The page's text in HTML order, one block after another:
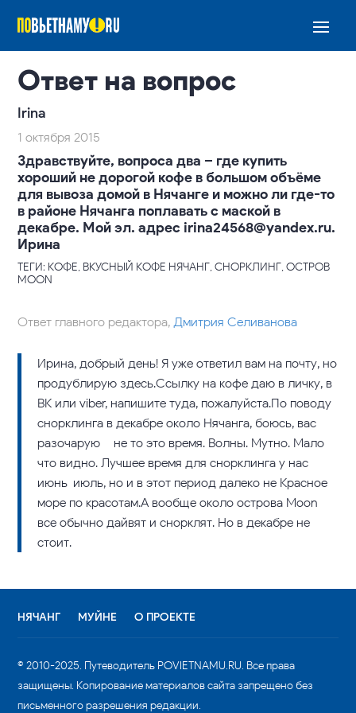
Ответ на вопрос
Irina
1 октября 2015
Здравствуйте, вопроса два – где купить
хороший не дорогой кофе в большом объёме
для вывоза домой в Нячанге и можно ли где-то
в районе Нячанга поплавать с маской в
декабре. Мой эл. адрес irina24568@yandex.ru.
Ирина
ТЕГИ: КОФЕ, ВКУСНЫЙ КОФЕ НЯЧАНГ, СНОРКЛИНГ, ОСТРОВ
MOON
Ответ главного редактора,Дмитрия Селиванова
Ирина, добрый день! Я уже ответил вам на почту, но
продублирую здесь.Ссылку на кофе даю в личку, в
ВК или viber, напишите туда, пожалуйста.По поводу
снорклинга в декабре около Нячанга, боюсь, вас
разочарую – не то это время. Волны. Мутно. Мало
что видно. Лучшее время для снорклинга у нас –
июнь-июль, но и в этот период далеко не Красное
море по красотам.А вообще около острова Moon
все обычно дайвят и снорклят. Но в декабре не
стоит.
НЯЧАНГ МУЙНЕ О ПРОЕКТЕ
© 2010-2025. Путеводитель POVIETNAMU.RU. Все права
защищены. Копирование материалов сайта запрещено без
письменного разрешения редакции.